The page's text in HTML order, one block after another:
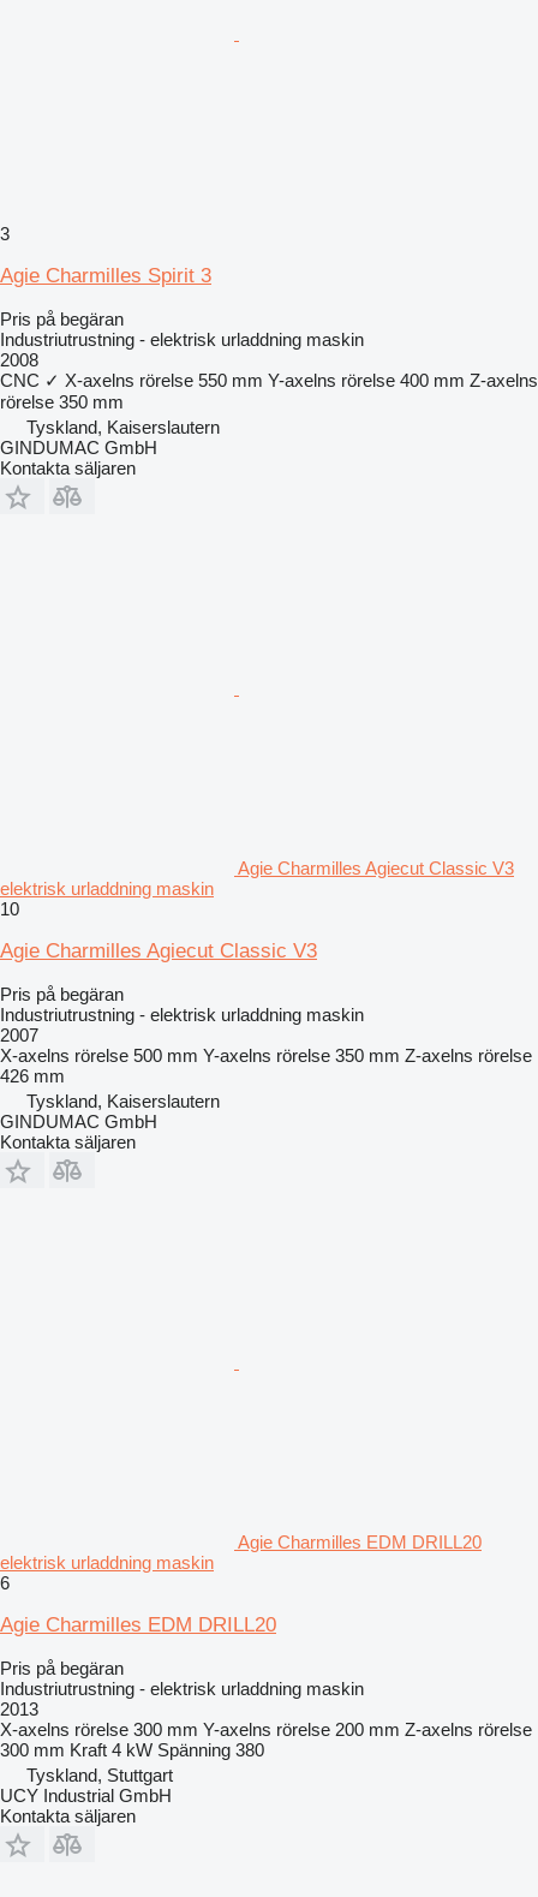
3
Agie Charmilles Spirit 3
Pris på begäran
Industriutrustning - elektrisk urladdning maskin
2008
CNC ✓ X-axelns rörelse 550 mm Y-axelns rörelse 400 mm Z-axelns
rörelse 350 mm
Tyskland, Kaiserslautern
GINDUMAC GmbH
Kontakta säljaren
Agie Charmilles Agiecut Classic V3
elektrisk urladdning maskin
10
Agie Charmilles Agiecut Classic V3
Pris på begäran
Industriutrustning - elektrisk urladdning maskin
2007
X-axelns rörelse 500 mm Y-axelns rörelse 350 mm Z-axelns rörelse
426 mm
Tyskland, Kaiserslautern
GINDUMAC GmbH
Kontakta säljaren
Agie Charmilles EDM DRILL20
elektrisk urladdning maskin
6
Agie Charmilles EDM DRILL20
Pris på begäran
Industriutrustning - elektrisk urladdning maskin
2013
X-axelns rörelse 300 mm Y-axelns rörelse 200 mm Z-axelns rörelse
300 mm Kraft 4 kW Spänning 380
Tyskland, Stuttgart
UCY Industrial GmbH
Kontakta säljaren